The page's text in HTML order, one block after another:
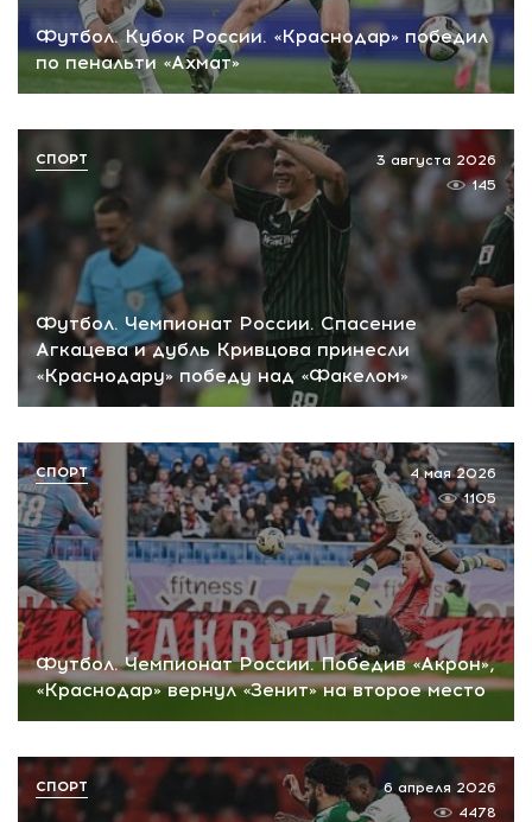
Футбол. Кубок России. «Краснодар» победил
по пенальти «Ахмат»
Футбол. Чемпионат России. Спасение
Агкацева и дубль Кривцова принесли
«Краснодару» победу над «Факелом»
3 августа 2026
145
СПОРТ
Футбол. Чемпионат России. Победив «Акрон»,
«Краснодар» вернул «Зенит» на второе место
4 мая 2026
1105
СПОРТ
6 апреля 2026
4478
СПОРТ